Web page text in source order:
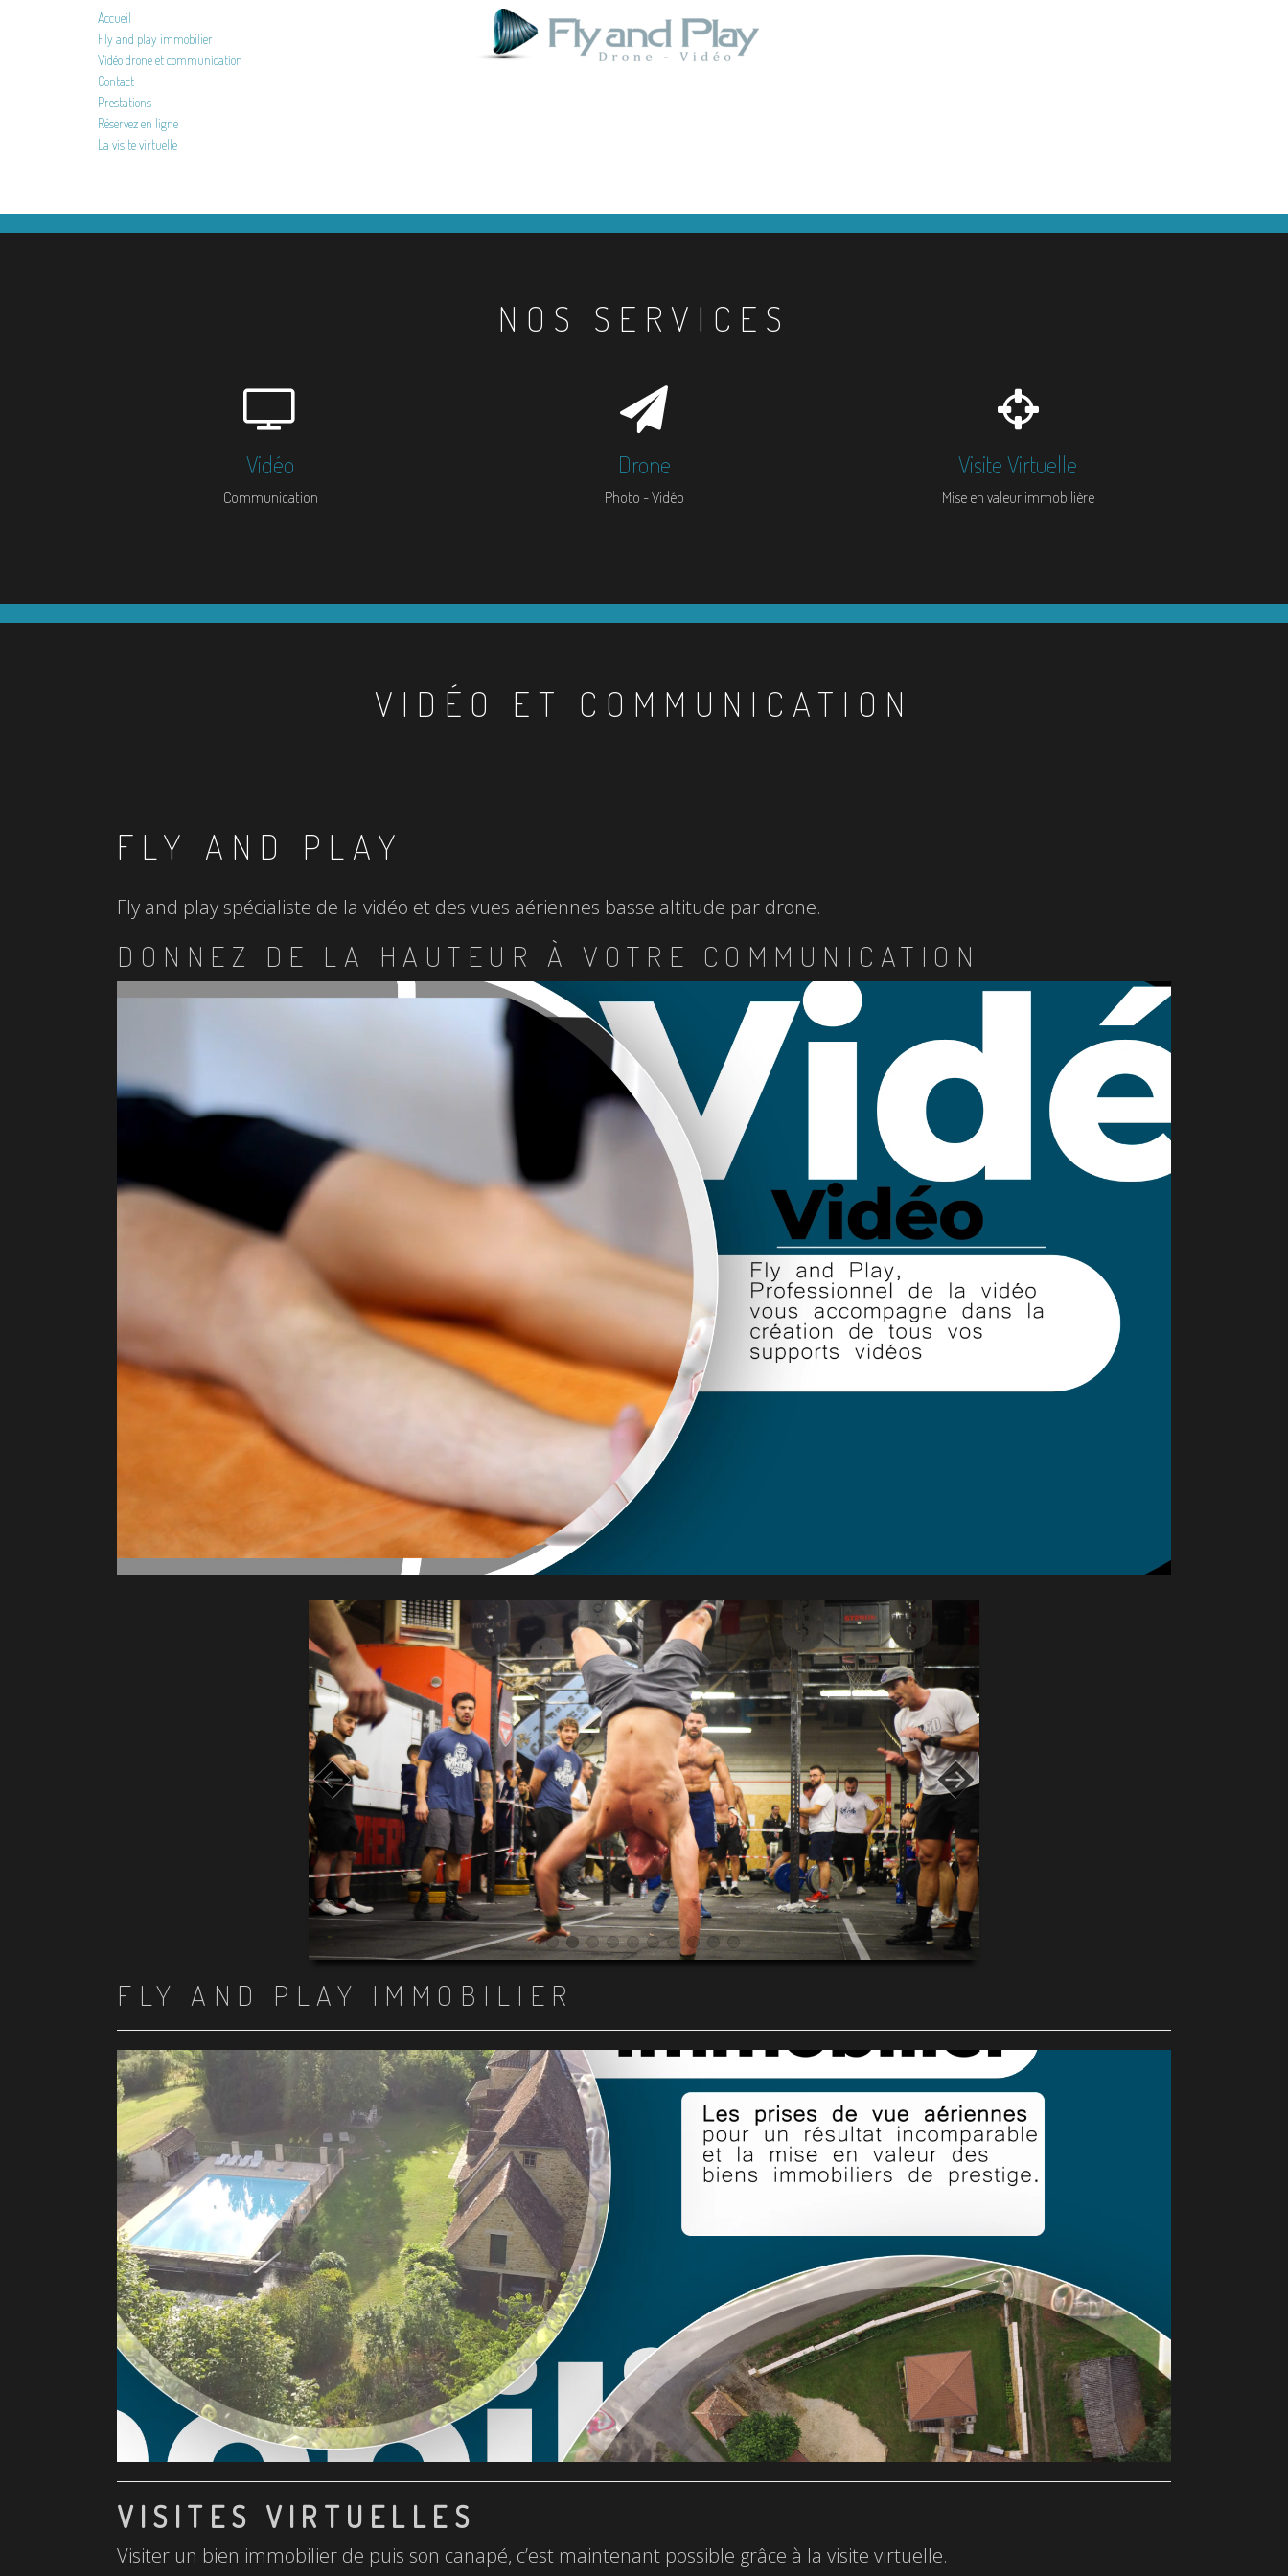
Accueil
Fly and play immobilier
Vidéo drone et communication
Contact
Prestations
Réservez en ligne
La visite virtuelle
NOS SERVICES
Vidéo
Communication
Drone
Photo - Vidéo
Visite Virtuelle
Mise en valeur immobilière
VIDÉO ET COMMUNICATION
FLY AND PLAY
Fly and play spécialiste de la vidéo et des vues aériennes basse altitude par drone.
DONNEZ DE LA HAUTEUR À VOTRE COMMUNICATION
Item 1
Item 2
Item 3
Item 4
Item 5
Item 6
Item 7
Item 8
Item 9Item 10
FLY AND PLAY IMMOBILIER
VISITES VIRTUELLES
Visiter un bien immobilier de puis son canapé, c’est maintenant possible grâce à la visite virtuelle.